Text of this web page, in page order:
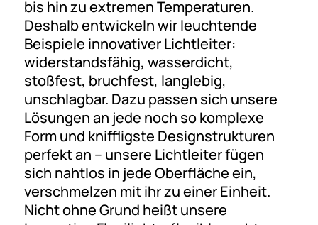
bis hin zu extremen Temperaturen.
Deshalb entwickeln wir leuchtende
Beispiele innovativer Lichtleiter:
widerstandsfähig, wasserdicht,
stoßfest, bruchfest, langlebig,
unschlagbar. Dazu passen sich unsere
Lösungen an jede noch so komplexe
Form und kniffligste Designstrukturen
perfekt an – unsere Lichtleiter fügen
sich nahtlos in jede Oberfläche ein,
verschmelzen mit ihr zu einer Einheit.
Nicht ohne Grund heißt unsere